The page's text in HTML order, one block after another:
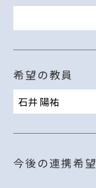
希望の教員
今後の連携希望